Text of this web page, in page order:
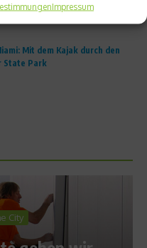
Impressum
Mit dem Kajak durch den
State Park
City